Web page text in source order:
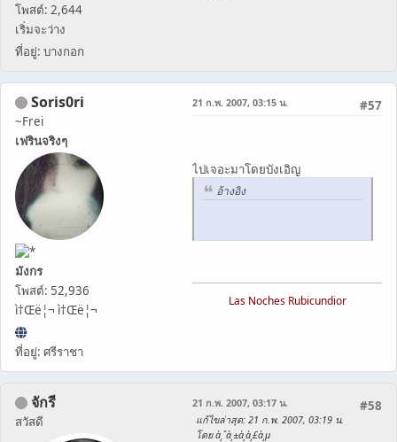
โพสต์: 2,644
เริ่มจะว่าง
ที่อยู่: บางกอก
Soris0ri
~Frei
เฟรินจริงๆ
มังกร
โพสต์: 52,936
ì†Œë¦¬ ì†Œë¦¬
ที่อยู่: ศรีราชา
#57
21 ก.พ. 2007, 03:15 น.
ไปเจอะมาโดยบังเอิญ
อ้างอิง
Las Noches Rubicundior
จักรี
สวัสดี
#58
21 ก.พ. 2007, 03:17 น.
แก้ไขล่าสุด: 21 ก.พ. 2007, 03:19 น.
โดย à¸ˆà¸±à¸à¸£à¸µ